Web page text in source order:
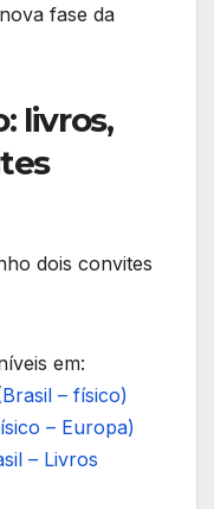
fase da
livros,
dois convites
em:
– físico)
– Europa)
– Livros